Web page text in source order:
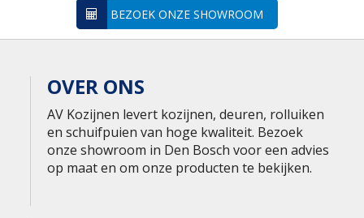
BEZOEK ONZE SHOWROOM
OVER ONS
AV Kozijnen levert kozijnen, deuren, rolluiken
en schuifpuien van hoge kwaliteit. Bezoek
onze showroom in Den Bosch voor een advies
op maat en om onze producten te bekijken.